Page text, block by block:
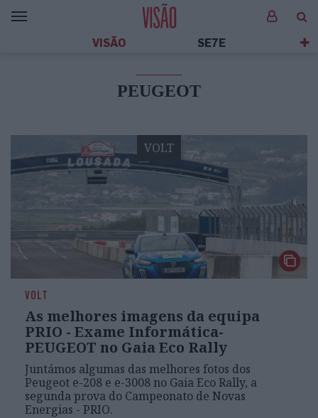
VISÃO SE7E
PEUGEOT
VOLT
VOLT
As melhores imagens da equipa
PRIO - Exame Informática-
PEUGEOT no Gaia Eco Rally
Juntámos algumas das melhores fotos dos
Peugeot e-208 e e-3008 no Gaia Eco Rally, a
segunda prova do Campeonato de Novas
Energias - PRIO.